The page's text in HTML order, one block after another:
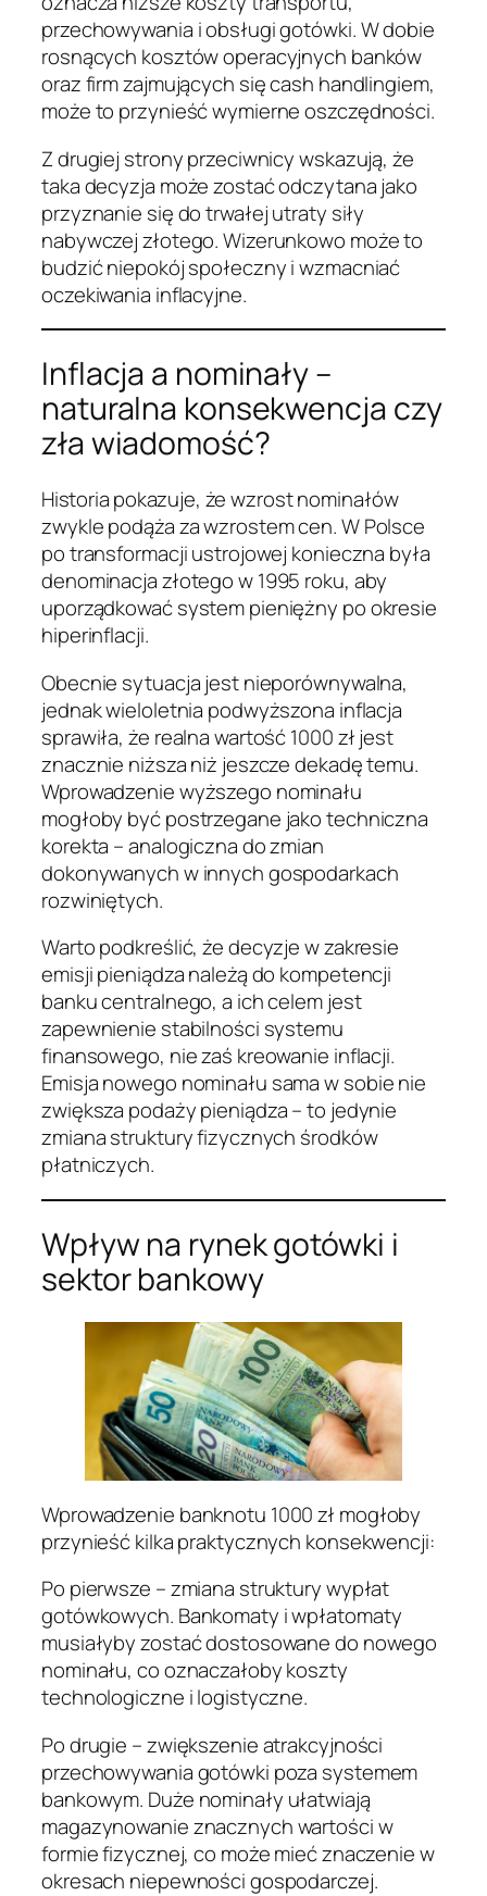
przechowywania i obsługi gotówki. W dobie
rosnących kosztów operacyjnych banków
oraz firm zajmujących się cash handlingiem,
może to przynieść wymierne oszczędności.
Z drugiej strony przeciwnicy wskazują, że
taka decyzja może zostać odczytana jako
przyznanie się do trwałej utraty siły
nabywczej złotego. Wizerunkowo może to
budzić niepokój społeczny i wzmacniać
oczekiwania inflacyjne.
Inflacja a nominały –
naturalna konsekwencja czy
zła wiadomość?
Historia pokazuje, że wzrost nominałów
zwykle podąża za wzrostem cen. W Polsce
po transformacji ustrojowej konieczna była
denominacja złotego w 1995 roku, aby
uporządkować system pieniężny po okresie
hiperinflacji.
Obecnie sytuacja jest nieporównywalna,
jednak wieloletnia podwyższona inflacja
sprawiła, że realna wartość 1000 zł jest
znacznie niższa niż jeszcze dekadę temu.
Wprowadzenie wyższego nominału
mogłoby być postrzegane jako techniczna
korekta – analogiczna do zmian
dokonywanych w innych gospodarkach
rozwiniętych.
Warto podkreślić, że decyzje w zakresie
emisji pieniądza należą do kompetencji
banku centralnego, a ich celem jest
zapewnienie stabilności systemu
finansowego, nie zaś kreowanie inflacji.
Emisja nowego nominału sama w sobie nie
zwiększa podaży pieniądza – to jedynie
zmiana struktury fizycznych środków
płatniczych.
Wpływ na rynek gotówki i
sektor bankowy
Wprowadzenie banknotu 1000 zł mogłoby
przynieść kilka praktycznych konsekwencji:
Po pierwsze – zmiana struktury wypłat
gotówkowych. Bankomaty i wpłatomaty
musiałyby zostać dostosowane do nowego
nominału, co oznaczałoby koszty
technologiczne i logistyczne.
Po drugie – zwiększenie atrakcyjności
przechowywania gotówki poza systemem
bankowym. Duże nominały ułatwiają
magazynowanie znacznych wartości w
formie fizycznej, co może mieć znaczenie w
okresach niepewności gospodarczej.